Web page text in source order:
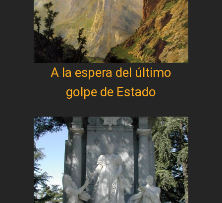
A la espera del último
golpe de Estado